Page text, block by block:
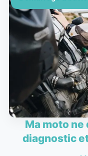
Ma moto ne
diagnostic